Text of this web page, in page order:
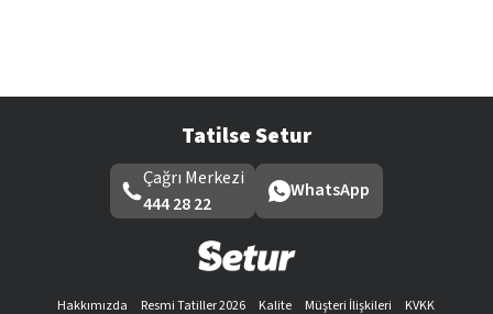
Tatilse Setur
Çağrı Merkezi
444 28 22
WhatsApp
Hakkımızda Resmi Tatiller 2026 Kalite Müşteri İlişkileri
KVKK